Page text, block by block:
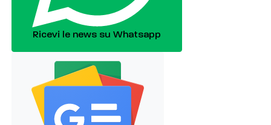
Ricevi le news su Whatsapp